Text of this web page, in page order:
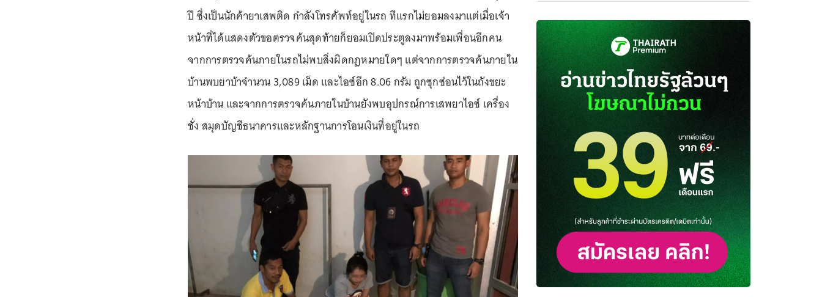
ปี ซึ่งเป็นนักค้ายาเสพติด กำลังโทรศัพท์อยู่ในรถ ทีแรกไม่ยอมลงมาแต่เมื่อเจ้า
หน้าที่ได้แสดงตัวขอตรวจค้นสุดท้ายก็ยอมเปิดประตูลงมาพร้อมเพื่อนอีกคน
จากการตรวจค้นภายในรถไม่พบสิ่งผิดกฎหมายใดๆ แต่จากการตรวจค้นภายใน
บ้านพบยาบ้าจำนวน 3,089 เม็ด และไอซ์อีก 8.06 กรัม ถูกซุกซ่อนไว้ในถังขยะ
หน้าบ้าน และจากการตรวจค้นภายในบ้านยังพบอุปกรณ์การเสพยาไอซ์ เครื่อง
ชั่ง สมุดบัญชีธนาคารและหลักฐานการโอนเงินที่อยู่ในรถ